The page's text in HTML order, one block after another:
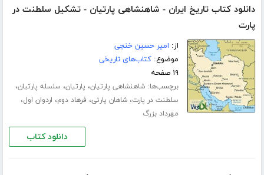
دانلود کتاب تاریخ ایران - شاهنشاهی پارتیان - تشکیل سلطنت در
پارت
از: امیر حسین خنجی
موضوع:کتاب‌های تاریخی
۱۹ صفحه
برچسب‌ها:شاهنشاهی پارتیان، پارتیان، سلسله پارتیان،
سلطنت در پارت،شاهان پارتی، فرهاد دوم، اردوان اول،
مهرداد بزرگ
دانلود کتاب